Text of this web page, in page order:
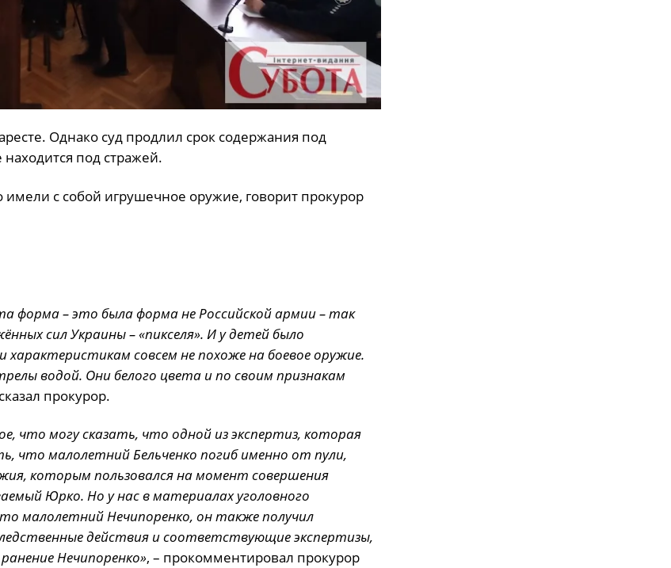
Однако суд продлил срок содержания под
под стражей.
с собой игрушечное оружие, говорит прокурор
– это была форма не Российской армии – так
сил Украины – «пикселя». И у детей было
совсем не похоже на боевое оружие.
водой. Они белого цвета и по своим признакам
прокурор.
что могу сказать, что одной из экспертиз, которая
малолетний Бельченко погиб именно от пули,
которым пользовался на момент совершения
Юрко. Но у нас в материалах уголовного
малолетний Нечипоренко, он также получил
действия и соответствующие экспертизы,
Нечипоренко», – прокомментировал прокурор